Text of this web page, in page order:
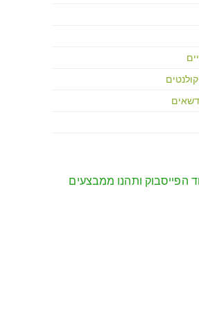
הפייסבוק ותהנו ממבצעים